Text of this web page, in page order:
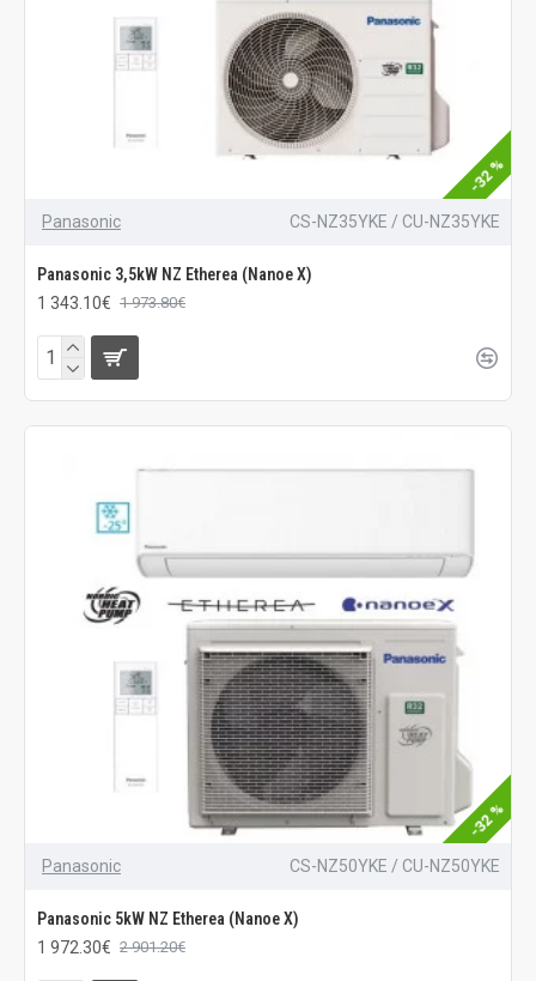
-32 %
Panasonic CS-NZ35YKE / CU-NZ35YKE
Panasonic 3,5kW NZ Etherea (Nanoe X)
1 343.10€ 1 973.80€
-32 %
Panasonic CS-NZ50YKE / CU-NZ50YKE
Panasonic 5kW NZ Etherea (Nanoe X)
1 972.30€ 2 901.20€